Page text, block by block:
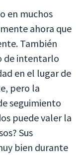
en muchos
ahora que
También
de intentarlo
en el lugar de
pero la
seguimiento
puede valer la
Sus
bien durante